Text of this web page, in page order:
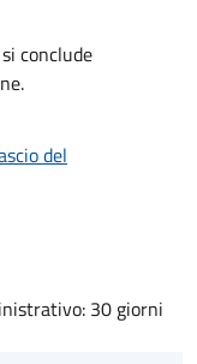
conclude
del
30 giorni